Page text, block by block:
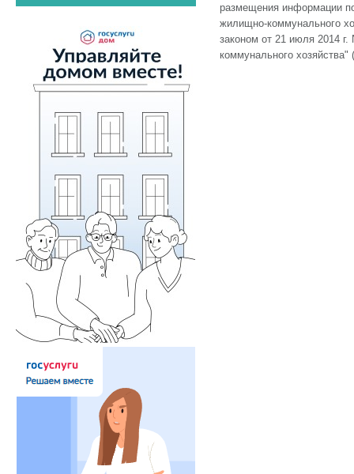
2025 год
2026 год
Мероприятия по
энергосбережению
2019 год
2025 год
2026 год
размещения информации
жилищно-коммунального
законом от 21 июля 2014
коммунального